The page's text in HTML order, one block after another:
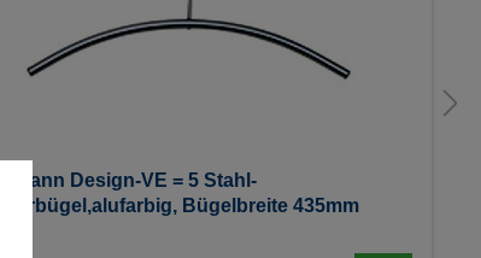
Design-VE = 5 Stahl-
Bügelbreite 435mm